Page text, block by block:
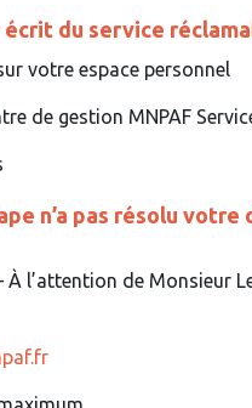
écrit du service
votre espace personnel
de gestion MNPAF
n’a pas résolu
À l’attention de Monsieur